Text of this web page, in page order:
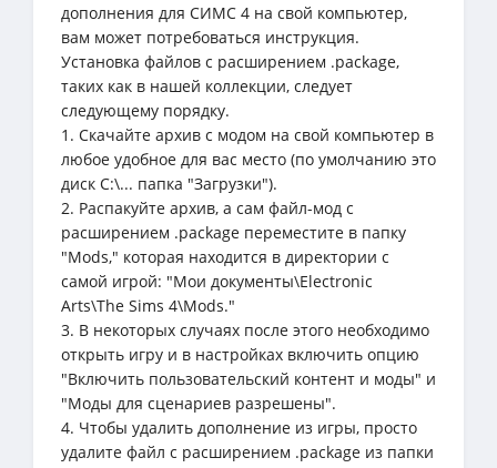
дополнения для СИМС 4 на свой компьютер,
вам может потребоваться инструкция.
Установка файлов с расширением .package,
таких как в нашей коллекции, следует
следующему порядку.
1. Скачайте архив с модом на свой компьютер в
любое удобное для вас место (по умолчанию это
диск C:\... папка "Загрузки").
2. Распакуйте архив, а сам файл-мод с
расширением .package переместите в папку
"Mods," которая находится в директории с
самой игрой: "Мои документы\Electronic
Arts\The Sims 4\Mods."
3. В некоторых случаях после этого необходимо
открыть игру и в настройках включить опцию
"Включить пользовательский контент и моды" и
"Моды для сценариев разрешены".
4. Чтобы удалить дополнение из игры, просто
удалите файл с расширением .package из папки